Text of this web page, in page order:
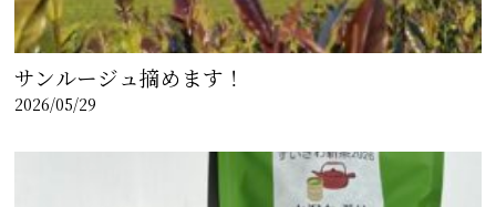
サンルージュ摘めます！
2026/05/29